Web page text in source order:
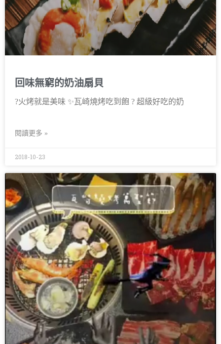
回味無窮的奶油扇貝
?火烤就是美味 ✨瓦崎燒烤吃到飽 ? 超級好吃的奶
閱讀更多 »
2018-10-23